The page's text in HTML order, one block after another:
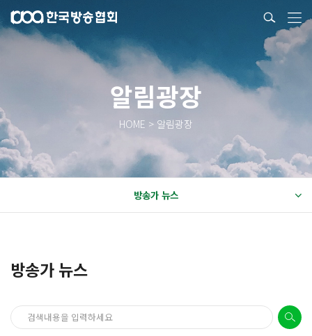
알림광장
HOME > 알림광장
방송가 뉴스
방송가 뉴스